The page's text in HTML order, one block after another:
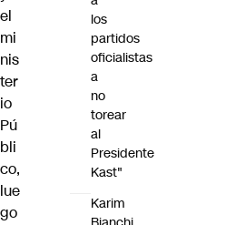
el
mi
nis
ter
io
Pú
bli
co,
lue
go
los
partidos
oficialistas
a
no
torear
al
Presidente
Kast"
Karim